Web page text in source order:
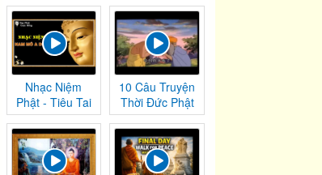
Nhạc Niệm
Phật - Tiêu Tai
Nghiệp
Chướng
10 Câu Truyện
Thời Đức Phật
Tại Thế